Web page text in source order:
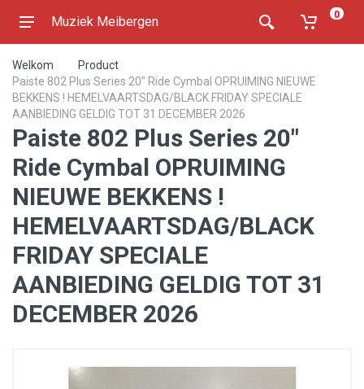
Muziek Meibergen 0
Welkom
Product
Paiste 802 Plus Series 20" Ride Cymbal OPRUIMING NIEUWE
BEKKENS ! HEMELVAARTSDAG/BLACK FRIDAY SPECIALE
AANBIEDING GELDIG TOT 31 DECEMBER 2026
Paiste 802 Plus Series 20"
Ride Cymbal OPRUIMING
NIEUWE BEKKENS !
HEMELVAARTSDAG/BLACK
FRIDAY SPECIALE
AANBIEDING GELDIG TOT 31
DECEMBER 2026